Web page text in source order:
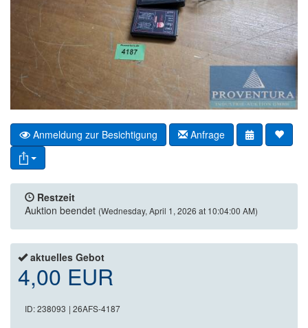
Anmeldung zur Besichtigung Anfrage
Restzeit
Auktion beendet (Wednesday, April 1, 2026 at 10:04:00 AM)
aktuelles Gebot
4,00 EUR
ID: 238093 | 26AFS-4187